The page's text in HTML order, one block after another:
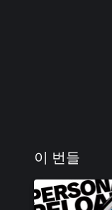
이 번들